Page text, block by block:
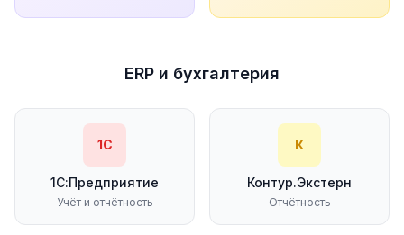
ERP и бухгалтерия
1С
1С:Предприятие
Учёт и отчётность
К
Контур.Экстерн
Отчётность